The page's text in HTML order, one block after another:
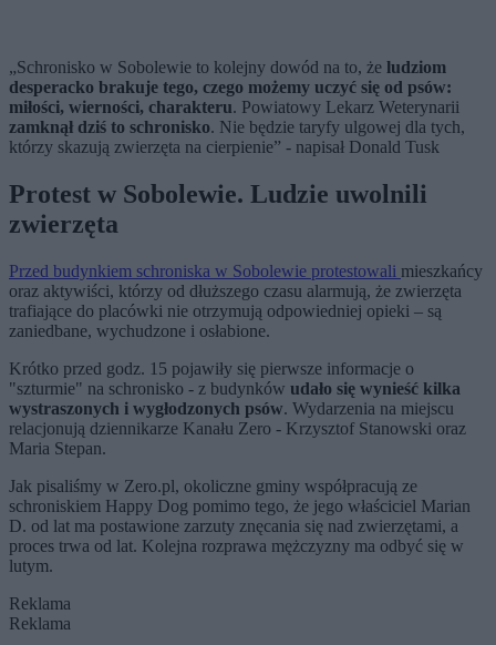
„Schronisko w Sobolewie to kolejny dowód na to, że ludziom
desperacko brakuje tego, czego możemy uczyć się od psów:
miłości, wierności, charakteru. Powiatowy Lekarz Weterynarii
zamknął dziś to schronisko. Nie będzie taryfy ulgowej dla tych,
którzy skazują zwierzęta na cierpienie” - napisał Donald Tusk
Protest w Sobolewie. Ludzie uwolnili
zwierzęta
Przed budynkiem schroniska w Sobolewie protestowali mieszkańcy
oraz aktywiści, którzy od dłuższego czasu alarmują, że zwierzęta
trafiające do placówki nie otrzymują odpowiedniej opieki – są
zaniedbane, wychudzone i osłabione.
Krótko przed godz. 15 pojawiły się pierwsze informacje o
"szturmie" na schronisko - z budynków udało się wynieść kilka
wystraszonych i wygłodzonych psów. Wydarzenia na miejscu
relacjonują dziennikarze Kanału Zero - Krzysztof Stanowski oraz
Maria Stepan.
Jak pisaliśmy w Zero.pl, okoliczne gminy współpracują ze
schroniskiem Happy Dog pomimo tego, że jego właściciel Marian
D. od lat ma postawione zarzuty znęcania się nad zwierzętami, a
proces trwa od lat. Kolejna rozprawa mężczyzny ma odbyć się w
lutym.
Reklama
Reklama